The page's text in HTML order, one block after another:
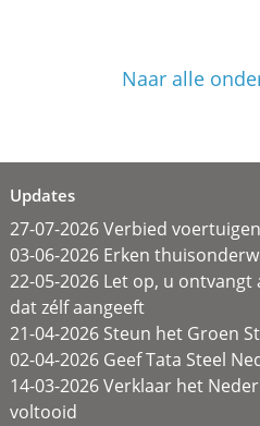
Naar alle
Updates
27-07-2026 Verbied
03-06-2026 Erken
22-05-2026 Let op, u
dat zélf aangeeft
21-04-2026 Steun het Groen
02-04-2026 Geef Tata Steel
14-03-2026 Verklaar het
voltooid